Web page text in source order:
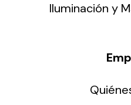
Iluminación y